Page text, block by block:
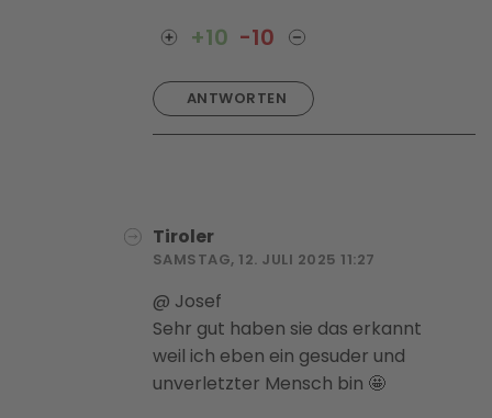
ANTWORTEN
+10 -10
Tiroler
SAMSTAG, 12. JULI 2025 11:27
@ Josef
Sehr gut haben sie das erkannt
weil ich eben ein gesuder und
unverletzter Mensch bin 🤩